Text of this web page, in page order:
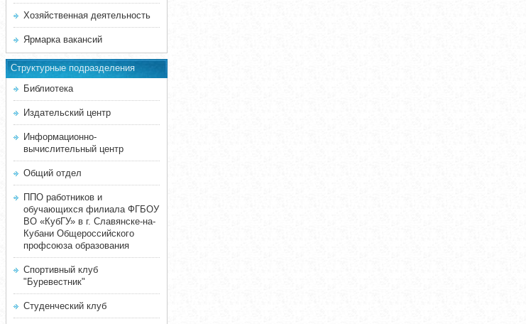
Хозяйственная деятельность
Ярмарка вакансий
Структурные подразделения
Библиотека
Издательский центр
Информационно-
вычислительный центр
Общий отдел
ППО работников и
обучающихся филиала ФГБОУ
ВО «КубГУ» в г. Славянске-на-
Кубани Общероссийского
профсоюза образования
Спортивный клуб
"Буревестник"
Студенческий клуб